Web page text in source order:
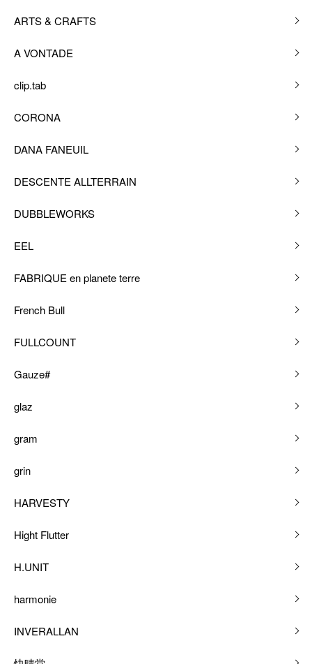
ARTS & CRAFTS
A VONTADE
clip.tab
CORONA
DANA FANEUIL
DESCENTE ALLTERRAIN
DUBBLEWORKS
EEL
FABRIQUE en planete terre
French Bull
FULLCOUNT
Gauze#
glaz
gram
grin
HARVESTY
Hight Flutter
H.UNIT
harmonie
INVERALLAN